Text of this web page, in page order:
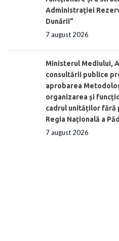
Administraţiei
Dunării”
7 august 2026
Ministerul Mediului,
consultării publice
aprobarea
organizarea și
cadrul unităților fără
Regia Națională a
7 august 2026